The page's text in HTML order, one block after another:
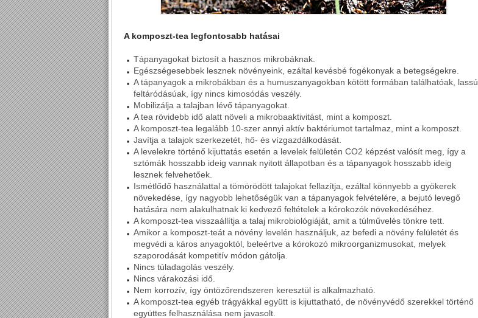
A komposzt-tea legfontosabb hatásai
Tápanyagokat biztosít a hasznos mikrobáknak.
Egészségesebbek lesznek növényeink, ezáltal kevésbé fogékonyak a betegségekre.
A tápanyagok a mikrobákban és a humuszanyagokban kötött formában találhatóak, lassú
feltáródásúak, így nincs kimosódás veszély.
Mobilizálja a talajban lévő tápanyagokat.
A tea rövidebb idő alatt növeli a mikrobaaktivitást, mint a komposzt.
A komposzt-tea legalább 10-szer annyi aktív baktériumot tartalmaz, mint a komposzt.
Javítja a talajok szerkezetét, hő- és vízgazdálkodását.
A levelekre történő kijuttatás esetén a levelek felületén CO2 képzést valósít meg, így a
sztómák hosszabb ideig vannak nyitott állapotban és a tápanyagok hosszabb ideig
lesznek felvehetőek.
Ismétlődő használattal a tömörödött talajokat fellazítja, ezáltal könnyebb a gyökerek
növekedése, így nagyobb lehetőségük van a tápanyagok felvételére, a bejutó levegő
hatására nem alakulhatnak ki kedvező feltételek a kórokozók növekedéséhez.
A komposzt-tea visszaállítja a talaj mikrobiológiáját, amit a túlművelés tönkre tett.
Amikor a komposzt-teát a növény levelén használjuk, az befedi a növény felületét és
megvédi a káros anyagoktól, beleértve a kórokozó mikroorganizmusokat, melyek
szaporodását kompetitív módon gátolja.
Nincs túladagolás veszély.
Nincs várakozási idő.
Nem korrozív, így öntözőrendszeren keresztül is alkalmazható.
A komposzt-tea egyéb trágyákkal együtt is kijuttatható, de növényvédő szerekkel történő
együttes felhasználása nem javasolt.